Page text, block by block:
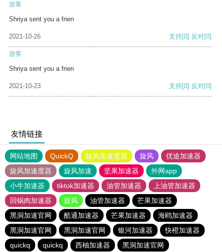
游客
Shriya sent you a frien
2021-10-26 支持[0] 反对[0]
游客
Shriya sent you a frien
2021-10-23 支持[0] 反对[0]
友情链接
网站地图 QuickQ 旋风加速度器 旋风
优途加速器
旋风加速度器
旋风加速 坚果加速器
外网app
小牛加速器
tiktok加速器 油管加速器
上油管加速器
回锅肉加速器
旋风 油管加速器
芒果加速器
黑洞加速官网
酷通加速器 芒果加速器
海鸥加速器
黑洞加速官网
黑洞加速官网 银河加速器
快橙加速器
quickq
quickq 西柚加速器 黑洞加速官网